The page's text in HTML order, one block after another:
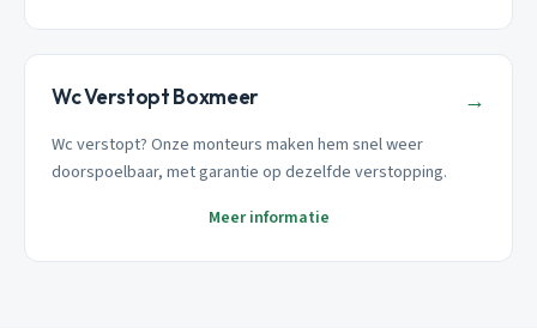
Wc Verstopt Boxmeer →
Wc verstopt? Onze monteurs maken hem snel weer
doorspoelbaar, met garantie op dezelfde verstopping.
Meer informatie